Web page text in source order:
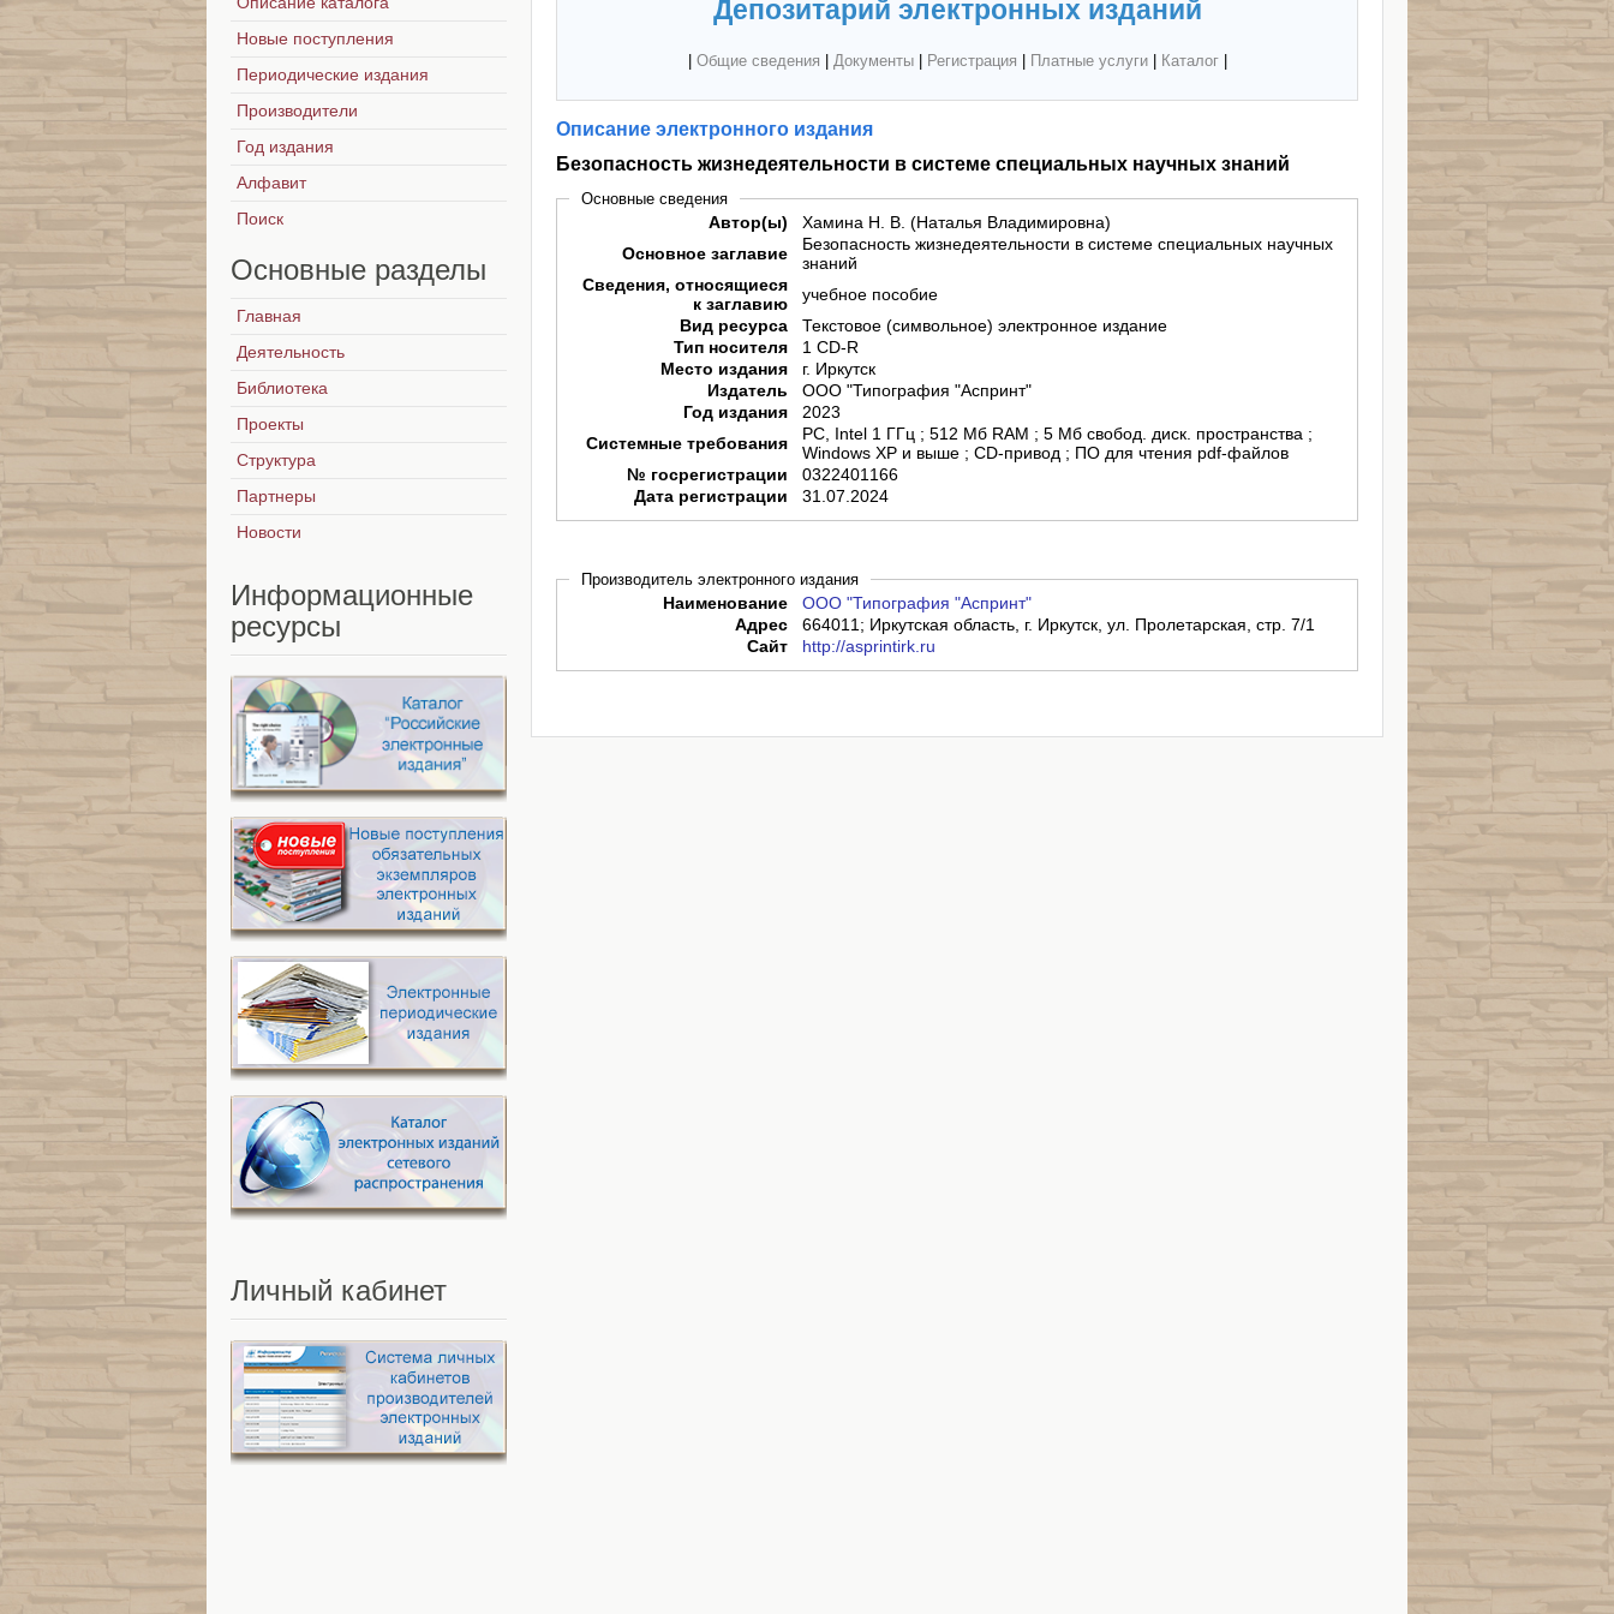
Депозитарий электронных изданий
Общие сведения Документы| Регистрация Платные услуги| Каталог|
Описание электронного издания
Безопасность жизнедеятельности в системе специальных научных знаний
Основные сведения
Автор(ы)
Хамина Н. В. (Наталья Владимировна)
Основное заглавие
Безопасность жизнедеятельности в системе специальных научных
знаний
Сведения, относящиеся
к заглавию
учебное пособие
Вид ресурса
Текстовое (символьное) электронное издание
Тип носителя
1 CD-R
Место издания
г. Иркутск
Издатель
ООО "Типография "Аспринт"
Год издания
2023
Системные требования
PC, Intel 1 ГГц ; 512 Мб RAM ; 5 Мб свобод. диск. пространства ;
Windows XP и выше ; СD-привод ; ПО для чтения pdf-файлов
№ госрегистрации
0322401166
Дата регистрации
31.07.2024
Производитель электронного издания
Наименование
ООО "Типография "Аспринт"
Адрес
664011; Иркутская область, г. Иркутск, ул. Пролетарская, стр. 7/1
Сайт
http://asprintirk.ru
Новые поступления
Периодические издания
Производители
Год издания
Алфавит
Поиск
Основные разделы
Главная
Деятельность
Библиотека
Проекты
Структура
Партнеры
Новости
Информационные
ресурсы
Личный кабинет